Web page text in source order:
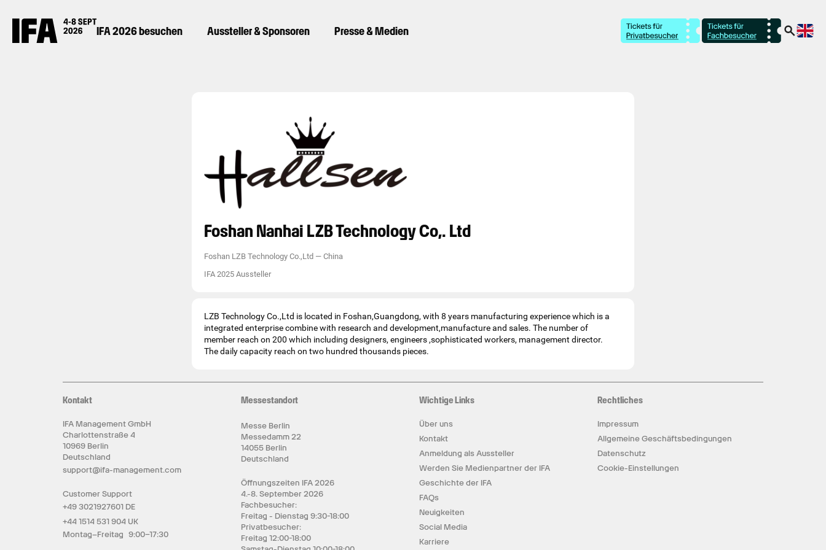
IFA 2026 besuchen Aussteller & Sponsoren Presse & Medien
Foshan Nanhai LZB Technology Co,. Ltd
Foshan LZB Technology Co.,Ltd — China
IFA 2025 Aussteller
LZB Technology Co.,Ltd is located in Foshan,Guangdong, with 8 years manufacturing experience which is a
integrated enterprise combine with research and development,manufacture and sales. The number of
member reach on 200 which including designers, engineers ,sophisticated workers, management director.
The daily capacity reach on two hundred thousands pieces.
Kontakt
IFA Management GmbH
Charlottenstraße 4
10969 Berlin
Deutschland
support@ifa-management.com
Customer Support
+49 3021927601 DE
+44 1514 531 904 UK
Montag–Freitag 9:00–17:30
Messestandort
Messe Berlin
Messedamm 22
14055 Berlin
Deutschland
Öffnungszeiten IFA 2026
4.-8. September 2026
Fachbesucher:
Freitag - Dienstag 9:30-18:00
Privatbesucher:
Freitag 12:00-18:00
Wichtige Links
Über uns
Kontakt
Anmeldung als Aussteller
Werden Sie Medienpartner der IFA
Geschichte der IFA
FAQs
Neuigkeiten
Social Media
Karriere
Rechtliches
Impressum
Allgemeine Geschäftsbedingungen
Datenschutz
Cookie-Einstellungen